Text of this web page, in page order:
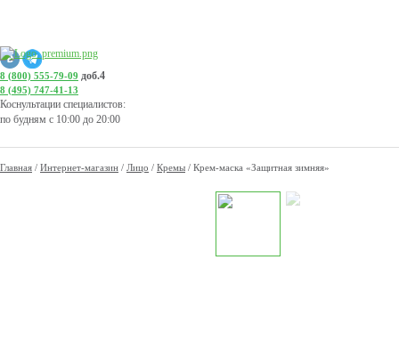
8 (800) 555-79-09 доб.4
8 (495) 747-41-13
Коснультации специалистов:
по будням с 10:00 до 20:00
Главная / Интернет-магазин / Лицо / Кремы / Крем-маска «Защитная зимняя»